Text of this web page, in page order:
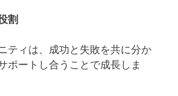
割
ティは、成功と失敗を共に分か
ポートし合うことで成長しま